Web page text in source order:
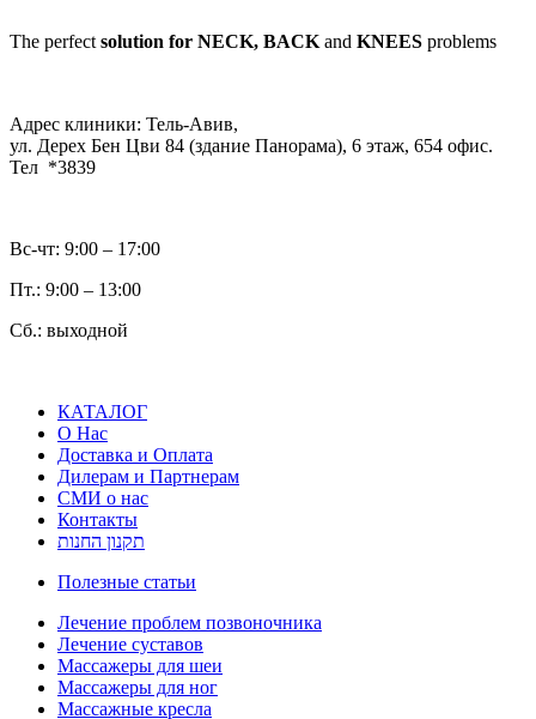
The perfect solution for NECK, BACK and KNEES problems
Адрес клиники: Тель-Авив,
ул. Дерех Бен Цви 84 (здание Панорама), 6 этаж, 654 офис.
Тел *3839
Вс-чт: 9:00 – 17:00
Пт.: 9:00 – 13:00
Сб.: выходной
КАТАЛОГ
О Нас
Доставка и Оплата
Дилерам и Партнерам
СМИ о нас
Контакты
תקנון החנות
Полезные статьи
Лечение проблем позвоночника
Лечение суставов
Массажеры для шеи
Массажеры для ног
Массажные кресла